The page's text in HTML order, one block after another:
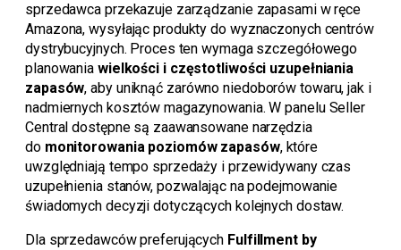
sprzedawca przekazuje zarządzanie zapasami w ręce
Amazona, wysyłając produkty do wyznaczonych centrów
dystrybucyjnych. Proces ten wymaga szczegółowego
planowania wielkości i częstotliwości uzupełniania
zapasów, aby uniknąć zarówno niedoborów towaru, jak i
nadmiernych kosztów magazynowania. W panelu Seller
Central dostępne są zaawansowane narzędzia
do monitorowania poziomów zapasów, które
uwzględniają tempo sprzedaży i przewidywany czas
uzupełnienia stanów, pozwalając na podejmowanie
świadomych decyzji dotyczących kolejnych dostaw.
Dla sprzedawców preferujących Fulfillment by